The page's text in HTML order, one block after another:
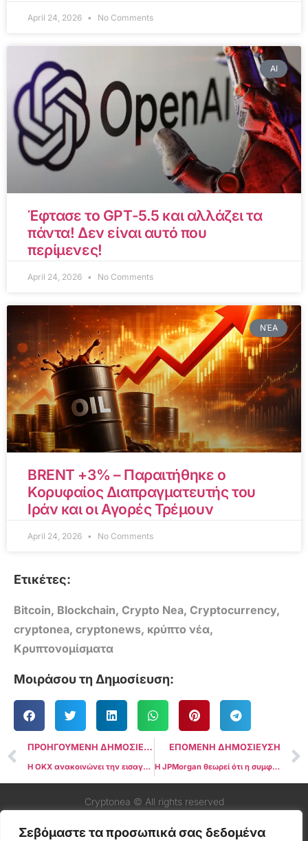
Σεβόμαστε τα προσωπικά σας δεδομένα
April 24, 2026 No Comments
AI
Έφτασε το GPT-5.5 και αλλάζει τα
πάντα! Δεν είναι αυτό που
περίμενες!
April 24, 2026 No Comments
ΝΈΑ
BRENT +3% – Παραιτήθηκε ο
Κορυφαίος Διαπραγματευτής του
Ιράν και οι Αγορές Τρέμουν
April 24, 2026 No Comments
Ετικέτες:
Bitcoin, Blockchain, Crypto Nea, Cryptocurrency,
cryptonea, cryptonews, κρύπτο νέα,
Κρυπτονομίσματα
Μοιράσου τη Δημοσίευση:
ΠΡΟΗΓΟΥΜΕΝΗ ΔΗΜΟΣΙΕΥΣΗ
Η OKX ανακοινώνει την εισαγωγή των Fetch AI (FET) και SingularityNET (AGIX)
ΕΠΟΜΕΝΗ ΔΗΜΟΣΙΕΥΣΗ
Η JPMorgan θεωρεί ότι η συμφωνία της Binance με τις αμερικανικές αρχές είναι επωφελής τόσο για την crypto market όσο και για το ανταλλακτήριο
Cryptonea © All rights reserved